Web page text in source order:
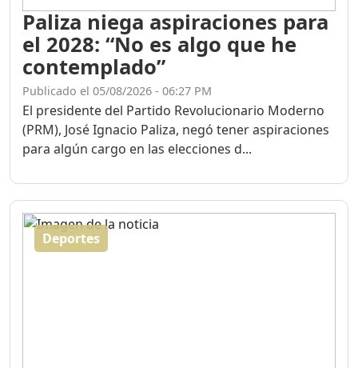
Paliza niega aspiraciones para
el 2028: “No es algo que he
contemplado”
Publicado el 05/08/2026 - 06:27 PM
El presidente del Partido Revolucionario Moderno
(PRM), José Ignacio Paliza, negó tener aspiraciones
para algún cargo en las elecciones d...
Deportes